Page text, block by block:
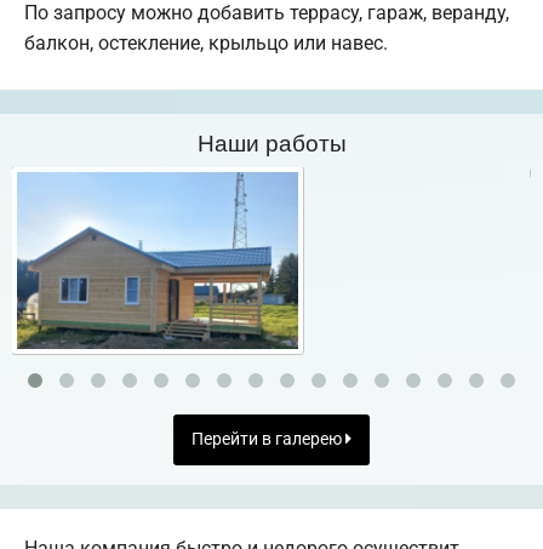
По запросу можно добавить террасу, гараж, веранду,
балкон, остекление, крыльцо или навес.
Наши работы
Перейти в галерею